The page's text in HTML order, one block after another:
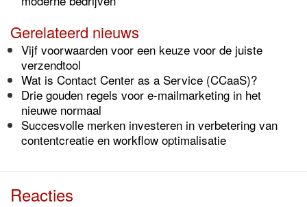
Gerelateerd nieuws
Vijf voorwaarden voor een keuze voor de juiste
verzendtool
Wat is Contact Center as a Service (CCaaS)?
Drie gouden regels voor e-mailmarketing in het
nieuwe normaal
Succesvolle merken investeren in verbetering van
contentcreatie en workflow optimalisatie
Reacties